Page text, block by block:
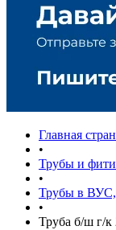
Главная
•
Трубы и
•
Трубы в
•
Труба б/ш г/к